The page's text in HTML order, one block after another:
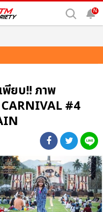
N
พียบ!! ภาพ
CARNIVAL #4